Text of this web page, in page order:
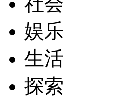
娱乐
生活
探索